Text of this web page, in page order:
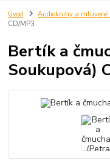
Úvod Audioknihy a mluvené
CD/MP3
Bertík a
Soukupová)